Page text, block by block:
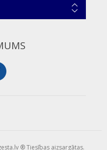
® Tiesības aizsargātas.